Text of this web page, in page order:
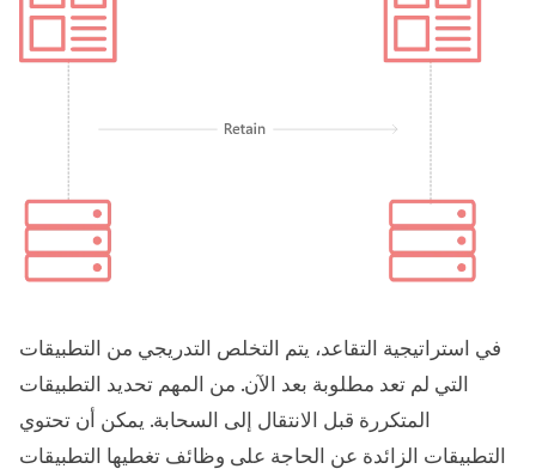
في استراتيجية التقاعد، يتم التخلص التدريجي من التطبيقات
التي لم تعد مطلوبة بعد الآن. من المهم تحديد التطبيقات
المتكررة قبل الانتقال إلى السحابة. يمكن أن تحتوي
التطبيقات الزائدة عن الحاجة على وظائف تغطيها التطبيقات